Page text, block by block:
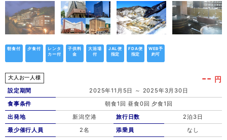
朝食付 夕食付
レンタ
カー付
子供料
金
大浴場
付
JAL便
指定
FDA便
指定
WEB予
約可
大人お一人様 -- 円
設定期間
2025年11月5日 ～ 2025年3月30日
食事条件
朝食1回 昼食0回 夕食1回
出発地
新潟空港
最少催行人員
2名
旅行日数
2泊3日
添乗員
なし